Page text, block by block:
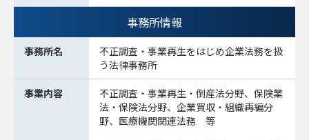
事務所情報
事務所名
不正調査・事業再生をはじめ企業法務を扱
う法律事務所
事業内容
不正調査・事業再生・倒産法分野、保険業
法・保険法分野、企業買収・組織再編分
野、医療機関関連法務 等